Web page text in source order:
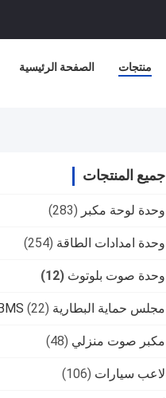
الصفحة الرئيسية منتجات
جميع المنتجات
وحدة لوحة مكبر (283)
وحدة امدادات الطاقة (254)
وحدة صوت بلوتوث (12)
مجلس حماية البطارية BMS (22)
مكبر صوت منزلي (48)
لاعب سيارات (106)